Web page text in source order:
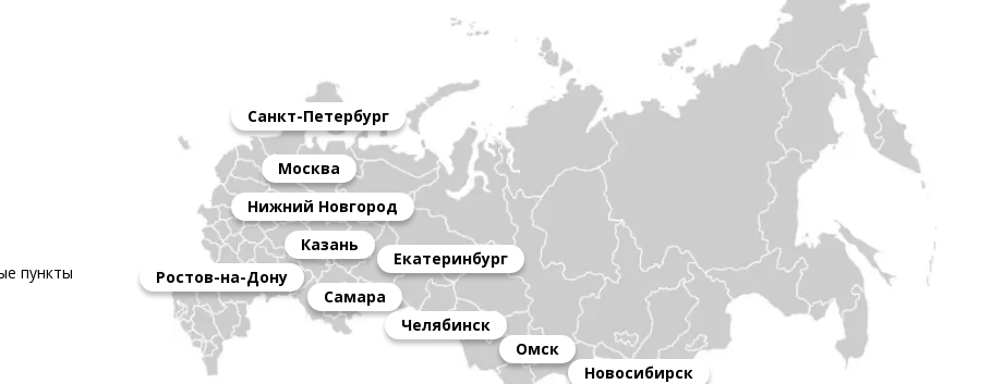
пункты
Санкт-Петербург
Москва
Нижний Новгород
Казань
Екатеринбург
Ростов-на-Дону
Самара
Челябинск
Омск
Новосибирск